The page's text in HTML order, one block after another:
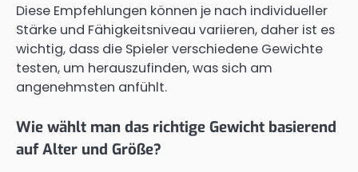
Diese Empfehlungen können je nach individueller
Stärke und Fähigkeitsniveau variieren, daher ist es
wichtig, dass die Spieler verschiedene Gewichte
testen, um herauszufinden, was sich am
angenehmsten anfühlt.
Wie wählt man das richtige Gewicht basierend
auf Alter und Größe?